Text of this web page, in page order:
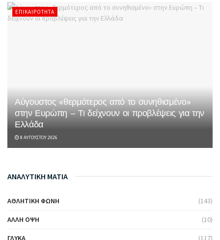
ΕΠΙΚΑΙΡΌΤΗΤΑ
Αύγουστος «θερμότερος από το συνηθισμένο»
στην Ευρώπη – Τι δείχνουν οι προβλέψεις για την
Ελλάδα
8 ΑΥΓΟΎΣΤΟΥ 2026
ΑΝΑΛΥΤΙΚΗ ΜΑΤΙΑ
ΑΘΛΗΤΙΚΉ ΦΩΝΉ (143)
ΆΛΛΗ ΌΨΗ (10)
ΓΛΥΚΆ (117)